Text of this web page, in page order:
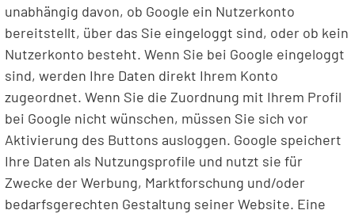
unabhängig davon, ob Google ein Nutzerkonto
bereitstellt, über das Sie eingeloggt sind, oder ob kein
Nutzerkonto besteht. Wenn Sie bei Google eingeloggt
sind, werden Ihre Daten direkt Ihrem Konto
zugeordnet. Wenn Sie die Zuordnung mit Ihrem Profil
bei Google nicht wünschen, müssen Sie sich vor
Aktivierung des Buttons ausloggen. Google speichert
Ihre Daten als Nutzungsprofile und nutzt sie für
Zwecke der Werbung, Marktforschung und/oder
bedarfsgerechten Gestaltung seiner Website. Eine